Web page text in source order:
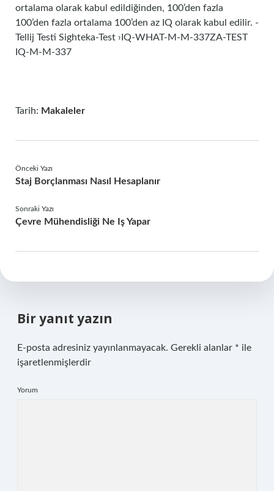
ortalama olarak kabul edildiğinden, 100’den fazla
100’den fazla ortalama 100’den az IQ olarak kabul edilir. -
Tellij Testi Sighteka-Test ›IQ-WHAT-M-M-337ZA-TEST
IQ-M-M-337
Tarih: Makaleler
Önceki Yazı
Staj Borçlanması Nasıl Hesaplanır
Sonraki Yazı
Çevre Mühendisliği Ne Iş Yapar
Bir yanıt yazın
E-posta adresiniz yayınlanmayacak. Gerekli alanlar * ile
işaretlenmişlerdir
Yorum